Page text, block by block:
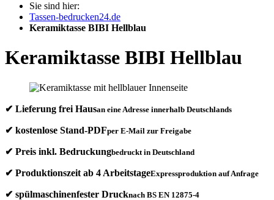
Sie sind hier:
Tassen-bedrucken24.de
Keramiktasse BIBI Hellblau
Keramiktasse BIBI Hellblau
✔ Lieferung frei Hausan eine Adresse innerhalb Deutschlands
✔ kostenlose Stand-PDFper E-Mail zur Freigabe
✔ Preis inkl. Bedruckungbedruckt in Deutschland
✔ Produktionszeit ab 4 ArbeitstageExpressproduktion auf Anfrage
✔ spülmaschinenfester Drucknach BS EN 12875-4